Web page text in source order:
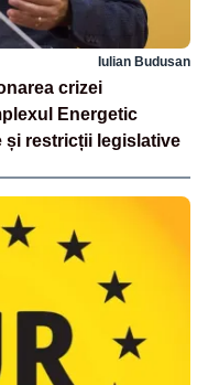
Iulian Budusan
crizei
Energetic
și restricții legislative